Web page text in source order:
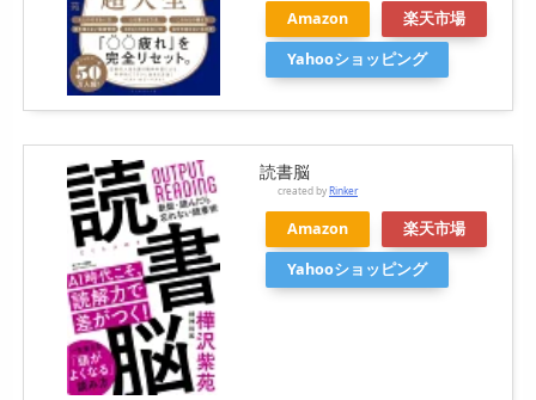
Amazon
楽天市場
Yahooショッピング
読書脳
created byRinker
Amazon
楽天市場
Yahooショッピング